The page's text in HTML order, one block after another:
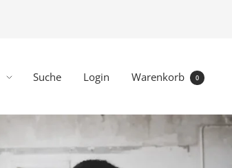
Suche Login Warenkorb 0